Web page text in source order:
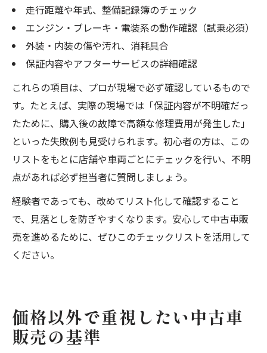
走行距離や年式、整備記録簿のチェック
エンジン・ブレーキ・電装系の動作確認（試乗必須）
外装・内装の傷や汚れ、消耗具合
保証内容やアフターサービスの詳細確認
これらの項目は、プロが現場で必ず確認しているもので
す。たとえば、実際の現場では「保証内容が不明確だっ
たために、購入後の故障で高額な修理費用が発生した」
といった失敗例も見受けられます。初心者の方は、この
リストをもとに店舗や車両ごとにチェックを行い、不明
点があれば必ず担当者に質問しましょう。
経験者であっても、改めてリスト化して確認すること
で、見落としを防ぎやすくなります。安心して中古車販
売を進めるために、ぜひこのチェックリストを活用して
ください。
価格以外で重視したい中古車
販売の基準